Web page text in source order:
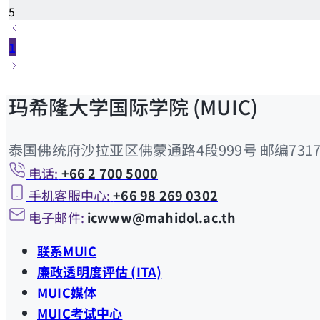
5
1
玛希隆大学国际学院 (MUIC)
泰国佛统府沙拉亚区佛蒙通路4段999号 邮编
电话: +66 2 700 5000
手机客服中心: +66 98 269 0302
电子邮件: icwww@mahidol.ac.th
联系MUIC
廉政透明度评估 (ITA)
MUIC媒体
MUIC考试中心